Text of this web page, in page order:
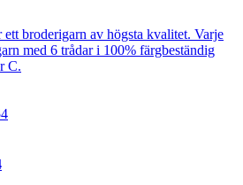
broderigarn av högsta kvalitet. Varje
med 6 trådar i 100% färgbeständig
C.